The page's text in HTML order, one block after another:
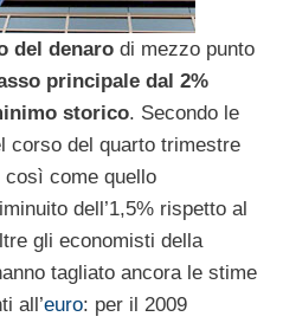
del denaro di mezzo punto
principale dal 2%
storico. Secondo le
corso del quarto trimestre
così come quello
dell’1,5% rispetto al
gli economisti della
tagliato ancora le stime
all’euro: per il 2009